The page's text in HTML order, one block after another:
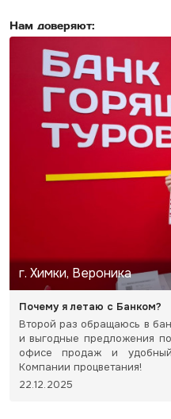
Нам доверяют:
г. Химки, Вероника
Почему я летаю с Банком?
Второй раз обращаюсь в
и выгодные предложения
офисе продаж и
Компании процветания!
22.12.2025